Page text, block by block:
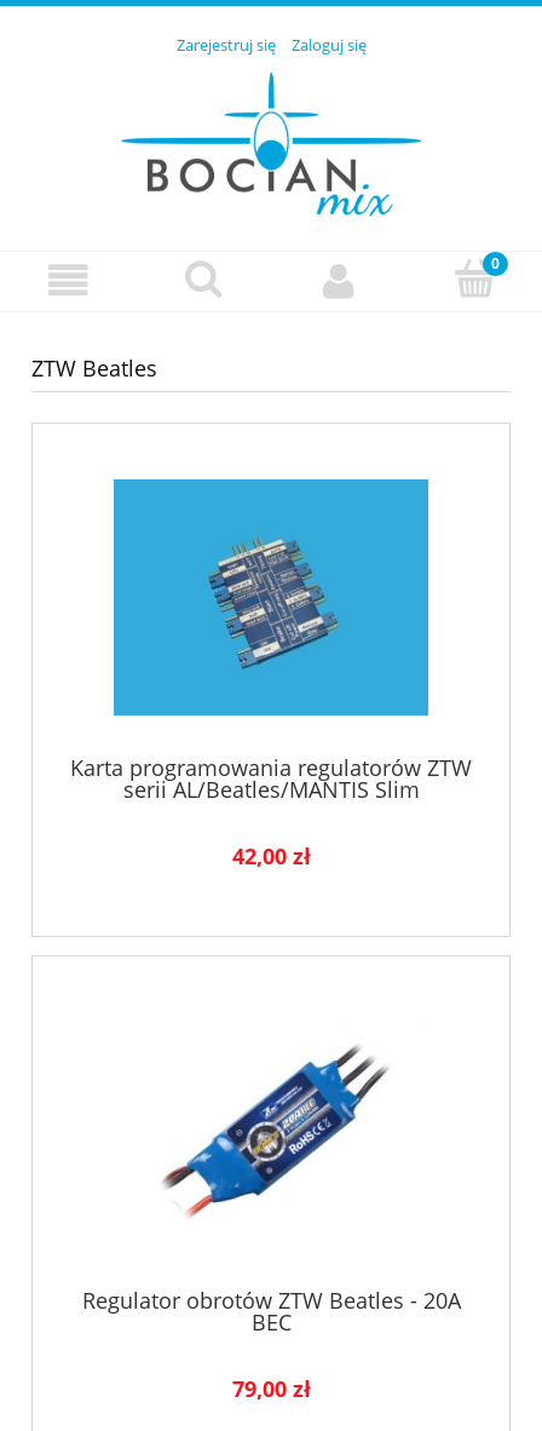
Zarejestruj się Zaloguj się
ZTW Beatles
Karta programowania regulatorów ZTW
serii AL/Beatles/MANTIS Slim
42,00 zł
Regulator obrotów ZTW Beatles - 20A
BEC
79,00 zł